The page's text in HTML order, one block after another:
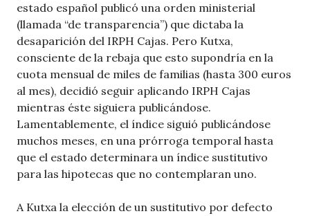
estado español publicó una orden ministerial
(llamada “de transparencia”) que dictaba la
desaparición del IRPH Cajas. Pero Kutxa,
consciente de la rebaja que esto supondría en la
cuota mensual de miles de familias (hasta 300 euros
al mes), decidió seguir aplicando IRPH Cajas
mientras éste siguiera publicándose.
Lamentablemente, el índice siguió publicándose
muchos meses, en una prórroga temporal hasta
que el estado determinara un índice sustitutivo
para las hipotecas que no contemplaran uno.
A Kutxa la elección de un sustitutivo por defecto